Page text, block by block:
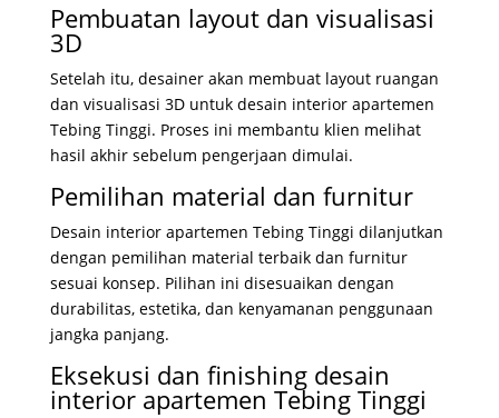
Pembuatan layout dan visualisasi
3D
Setelah itu, desainer akan membuat layout ruangan
dan visualisasi 3D untuk desain interior apartemen
Tebing Tinggi. Proses ini membantu klien melihat
hasil akhir sebelum pengerjaan dimulai.
Pemilihan material dan furnitur
Desain interior apartemen Tebing Tinggi dilanjutkan
dengan pemilihan material terbaik dan furnitur
sesuai konsep. Pilihan ini disesuaikan dengan
durabilitas, estetika, dan kenyamanan penggunaan
jangka panjang.
Eksekusi dan finishing desain
interior apartemen Tebing Tinggi